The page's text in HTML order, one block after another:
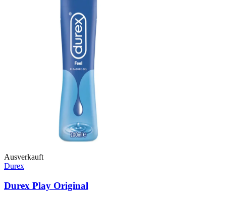
Ausverkauft
Durex
Durex Play Original